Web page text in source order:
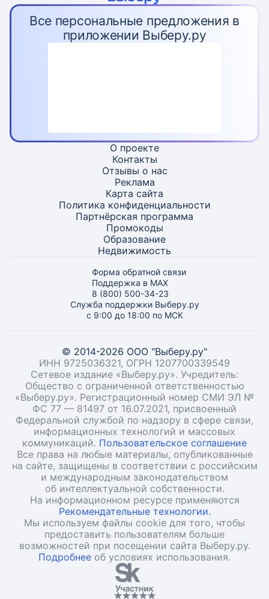
Все персональные предложения в
приложении Выберу.ру
О проекте
Контакты
Отзывы о нас
Реклама
Карта сайта
Политика конфиденциальности
Партнёрская программа
Промокоды
Образование
Недвижимость
Форма обратной связи
Поддержка в MAX
8 (800) 500-34-23
Служба поддержки Выберу.ру
с 9:00 до 18:00 по МСК
© 2014-2026 ООО "Выберу.ру"
ИНН 9725036321, ОГРН 1207700339549
Сетевое издание «Выберу.ру». Учредитель:
Общество с ограниченной ответственностью
«Выберу.ру». Регистрационный номер СМИ ЭЛ №
ФС 77 — 81497 от 16.07.2021, присвоенный
Федеральной службой по надзору в сфере связи,
информационных технологий и массовых
коммуникаций. Пользовательское соглашение
Все права на любые материалы, опубликованные
на сайте, защищены в соответствии с российским
и международным законодательством
об интеллектуальной собственности.
На информационном ресурсе применяются
Рекомендательные технологии.
Мы используем файлы cookie для того, чтобы
предоставить пользователям больше
возможностей при посещении сайта Выберу.ру.
Подробнее об условиях использования.